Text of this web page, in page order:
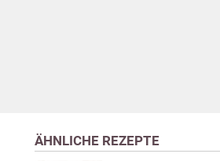
ÄHNLICHE REZEPTE